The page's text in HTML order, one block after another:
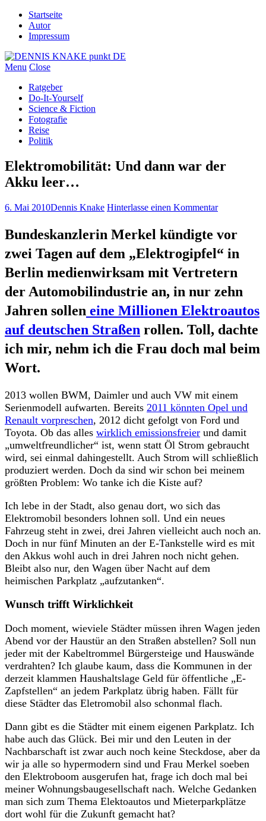
Startseite
Autor
Impressum
Menu Close
Ratgeber
Do-It-Yourself
Science & Fiction
Fotografie
Reise
Politik
Elektromobilität: Und dann war der
Akku leer…
6. Mai 2010Dennis Knake Hinterlasse einen Kommentar
Bundeskanzlerin Merkel kündigte vor
zwei Tagen auf dem „Elektrogipfel“ in
Berlin medienwirksam mit Vertretern
der Automobilindustrie an, in nur zehn
Jahren sollen eine Millionen Elektroautos
auf deutschen Straßen rollen. Toll, dachte
ich mir, nehm ich die Frau doch mal beim
Wort.
2013 wollen BWM, Daimler und auch VW mit einem
Serienmodell aufwarten. Bereits 2011 könnten Opel und
Renault vorpreschen, 2012 dicht gefolgt von Ford und
Toyota. Ob das alles wirklich emissionsfreier und damit
„umweltfreundlicher“ ist, wenn statt Öl Strom gebraucht
wird, sei einmal dahingestellt. Auch Strom will schließlich
produziert werden. Doch da sind wir schon bei meinem
größten Problem: Wo tanke ich die Kiste auf?
Ich lebe in der Stadt, also genau dort, wo sich das
Elektromobil besonders lohnen soll. Und ein neues
Fahrzeug steht in zwei, drei Jahren vielleicht auch noch an.
Doch in nur fünf Minuten an der E-Tankstelle wird es mit
den Akkus wohl auch in drei Jahren noch nicht gehen.
Bleibt also nur, den Wagen über Nacht auf dem
heimischen Parkplatz „aufzutanken“.
Wunsch trifft Wirklichkeit
Doch moment, wieviele Städter müssen ihren Wagen jeden
Abend vor der Haustür an den Straßen abstellen? Soll nun
jeder mit der Kabeltrommel Bürgersteige und Hauswände
verdrahten? Ich glaube kaum, dass die Kommunen in der
derzeit klammen Haushaltslage Geld für öffentliche „E-
Zapfstellen“ an jedem Parkplatz übrig haben. Fällt für
diese Städter das Eletromobil also schonmal flach.
Dann gibt es die Städter mit einem eigenen Parkplatz. Ich
habe auch das Glück. Bei mir und den Leuten in der
Nachbarschaft ist zwar auch noch keine Steckdose, aber da
wir ja alle so hypermodern sind und Frau Merkel soeben
den Elektroboom ausgerufen hat, frage ich doch mal bei
meiner Wohnungsbaugesellschaft nach. Welche Gedanken
man sich zum Thema Elektoautos und Mieterparkplätze
dort wohl für die Zukunft gemacht hat?